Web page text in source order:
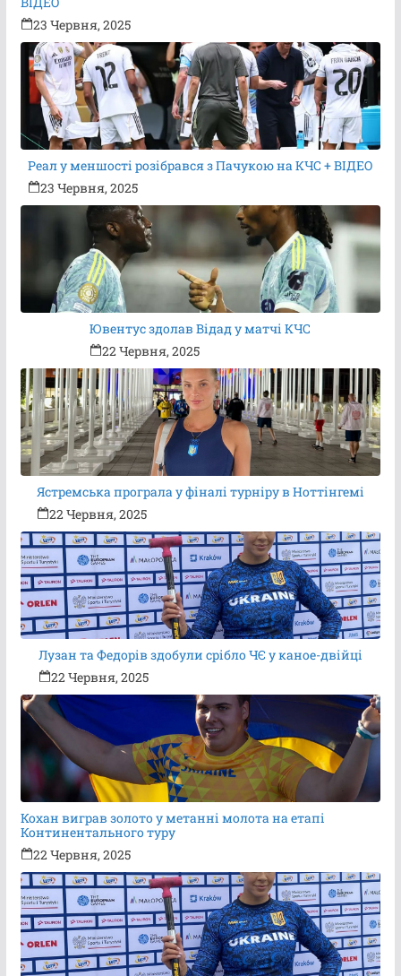
23 Червня, 2025
Реал у меншості розібрався з Пачукою на КЧС + ВІДЕО
23 Червня, 2025
Ювентус здолав Відад у матчі КЧС
22 Червня, 2025
Ястремська програла у фіналі турніру в Ноттінгемі
22 Червня, 2025
Лузан та Федорів здобули срібло ЧЄ у каное-двійці
22 Червня, 2025
Кохан виграв золото у метанні молота на етапі
Континентального туру
22 Червня, 2025